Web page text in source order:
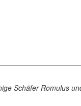
Schäfer Romulus